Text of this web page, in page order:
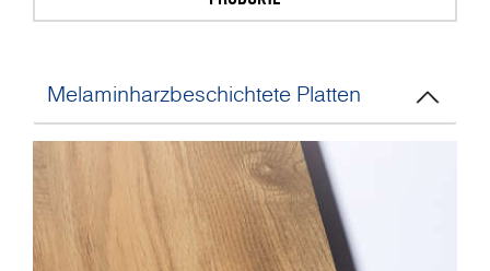
Melaminharzbeschichtete Platten